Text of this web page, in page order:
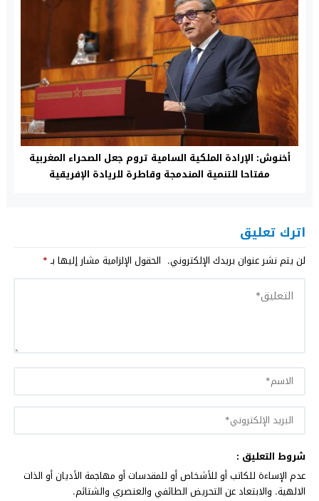
أخنوش: الإرادة الملكية السامية تروم جعل الصحراء المغربية
مفتاحا للتنمية المندمجة وقاطرة للريادة الإفريقية
اترك تعليق
لن يتم نشر عنوان بريدك الإلكتروني. الحقول الإلزامية مشار إليها بـ*
شروط التعليق :
عدم الإساءة للكاتب أو للأشخاص أو للمقدسات أو مهاجمة الأديان أو الذات
الالهية. والابتعاد عن التحريض الطائفي والعنصري والشتائم.